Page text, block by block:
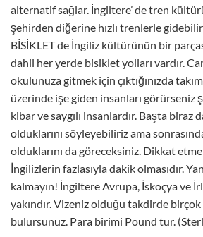
alternatif sağlar. İngiltere’ de tren
şehirden diğerine hızlı trenlerle
BİSİKLET de İngiliz kültürünün bir
dahil her yerde bisiklet yolları vardır.
okulunuza gitmek için çıktığınızda
üzerinde işe giden insanları görürseniz
kibar ve saygılı insanlardır. Başta biraz
olduklarını söyleyebiliriz ama
olduklarını da göreceksiniz. Dikkat
İngilizlerin fazlasıyla dakik olmasıdır.
kalmayın! İngiltere Avrupa, İskoçya ve
yakındır. Vizeniz olduğu takdirde birçok
bulursunuz. Para birimi Pound tur.